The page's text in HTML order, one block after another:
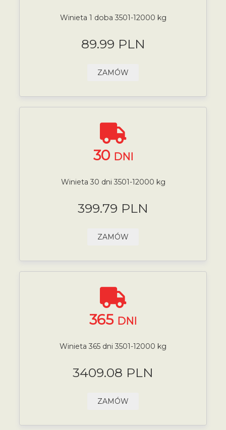
Winieta 1 doba 3501-12000 kg
89.99 PLN
ZAMÓW
30 DNI
Winieta 30 dni 3501-12000 kg
399.79 PLN
ZAMÓW
365 DNI
Winieta 365 dni 3501-12000 kg
3409.08 PLN
ZAMÓW